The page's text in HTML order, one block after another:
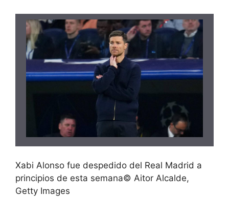
Xabi Alonso fue despedido del Real Madrid a
principios de esta semana© Aitor Alcalde,
Getty Images